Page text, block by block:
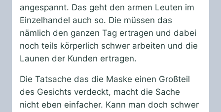
angespannt. Das geht den armen Leuten im
Einzelhandel auch so. Die müssen das
nämlich den ganzen Tag ertragen und dabei
noch teils körperlich schwer arbeiten und die
Launen der Kunden ertragen.
Die Tatsache das die Maske einen Großteil
des Gesichts verdeckt, macht die Sache
nicht eben einfacher. Kann man doch schwer